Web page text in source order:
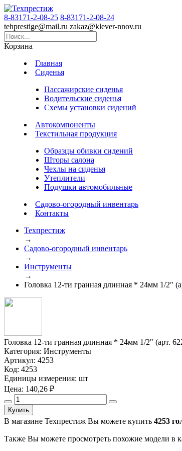
8-83171-2-08-25 8-83171-2-08-24
tehprestige@mail.ru zakaz@klever-nnov.ru
Корзина
Главная
Сиденья
Пассажирские сиденья
Водительские сиденья
Схемы установки сидений
Автокомпоненты
Текстильная продукция
Образцы обивки сидений
Шторы салона
Чехлы на сиденья
Утеплители
Подушки автомобильные
Садово-огородный инвентарь
Контакты
Техпрестиж
→
Садово-огородный инвентарь
→
Инструменты
→
Головка 12-ти гранная длинная * 24мм 1/2"
Головка 12-ти гранная длинная * 24мм 1/2" (арт.
Категория: Инструменты
Артикул: 4253
Код: 4253
Единицы измерения: шт
Цена: 140,26 ₽
Купить
В магазине Техпрестиж Вы можете купить 4253
Также Вы можете просмотреть похожие модели в